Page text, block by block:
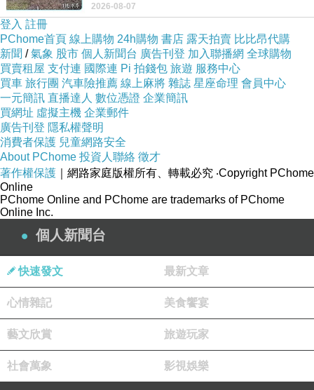
酯纖
+3?
+17?
造絲
色
看到工作人員拿出料理包加熱，但
2026-08-07
登入 註冊
PChome首頁 線上購物 24h購物 書店 露天拍賣 比比昂代購
新聞 /氣象 股市 個人新聞台 廣告刊登 加入聯播網 全球購物
買賣租屋 支付連 國際連 Pi 拍錢包 旅遊 服務中心
買車 旅行團 汽車險推薦 線上麻將 雜誌 星座命理 會員中心
一元簡訊 直播達人 數位憑證 企業簡訊
買網址 虛擬主機 企業郵件
廣告刊登 隱私權聲明
消費者保護 兒童網路安全
About PChome 投資人聯絡 徵才
著作權保護 ｜網路家庭版權所有、轉載必究 ‧Copyright PChome
Online
PChome Online and PChome are trademarks of PChome
Online Inc.
個人新聞台
快速發文 最新文章
心情雜記 美食饗宴
藝文欣賞 旅遊玩家
社會萬象 影視娛樂